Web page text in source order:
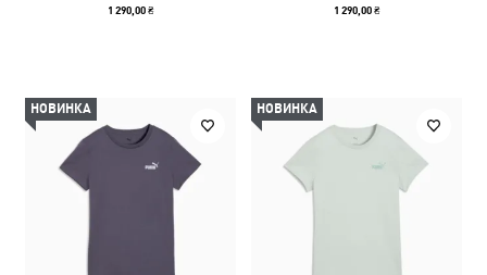
1 290,00 ₴ 1 290,00 ₴
НОВИНКА НОВИНКА